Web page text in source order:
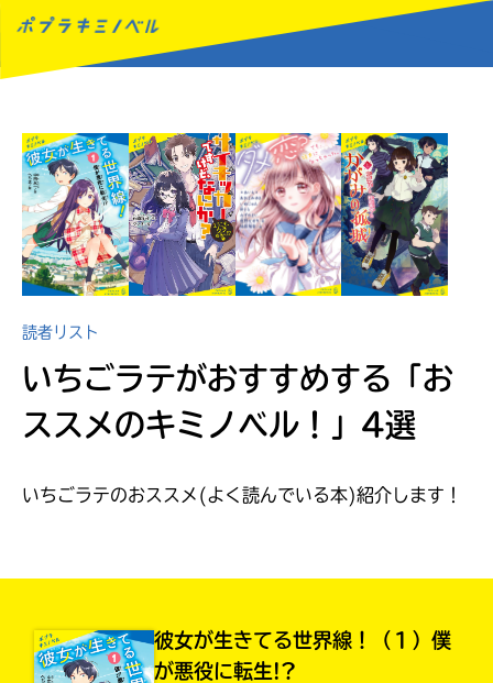
見つかる
できる掲示板
読者リスト
いちごラテがおすすめする 「お
ススメのキミノベル！」4選
いちごラテのおススメ(よく読んでいる本)紹介します！
彼女が生きてる世界線！（１）僕
が悪役に転生!?